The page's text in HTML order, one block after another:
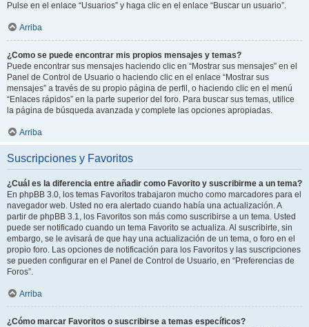
Pulse en el enlace “Usuarios” y haga clic en el enlace “Buscar un usuario”.
Arriba
¿Como se puede encontrar mis propios mensajes y temas?
Puede encontrar sus mensajes haciendo clic en “Mostrar sus mensajes” en el
Panel de Control de Usuario o haciendo clic en el enlace “Mostrar sus
mensajes” a través de su propio página de perfil, o haciendo clic en el menú
“Enlaces rápidos” en la parte superior del foro. Para buscar sus temas, utilice
la página de búsqueda avanzada y complete las opciones apropiadas.
Arriba
Suscripciones y Favoritos
¿Cuál es la diferencia entre añadir como Favorito y suscribirme a un tema?
En phpBB 3.0, los temas Favoritos trabajaron mucho como marcadores para el
navegador web. Usted no era alertado cuando había una actualización. A
partir de phpBB 3.1, los Favoritos son más como suscribirse a un tema. Usted
puede ser notificado cuando un tema Favorito se actualiza. Al suscribirte, sin
embargo, se le avisará de que hay una actualización de un tema, o foro en el
propio foro. Las opciones de notificación para los Favoritos y las suscripciones
se pueden configurar en el Panel de Control de Usuario, en “Preferencias de
Foros”.
Arriba
¿Cómo marcar Favoritos o suscribirse a temas específicos?